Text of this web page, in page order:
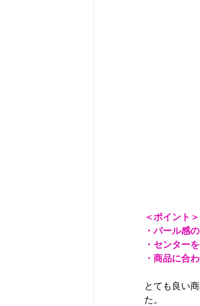
＜ポイント＞
・パール感
・センター
・商品に合
とても良い
た。